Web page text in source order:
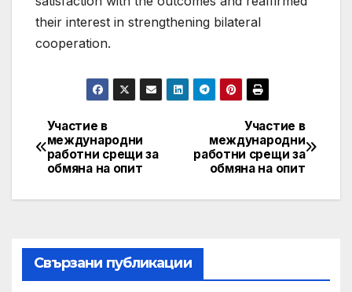
their interest in strengthening bilateral
cooperation.
Post
navigation
Участие в
международни
работни срещи за
обмяна на опит
Участие в
международни
работни срещи за
обмяна на опит
Свързани публикации